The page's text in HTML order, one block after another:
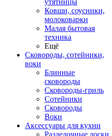
утятницы
Ковши, соусники,
молоковарки
Малая бытовая
техника
Ещё
Сковороды, сотейники,
воки
Блинные
сковороды
Сковороды-гриль
Сотейники
Сковороды
Воки
Аксессуары для кухни
Разделочные доски